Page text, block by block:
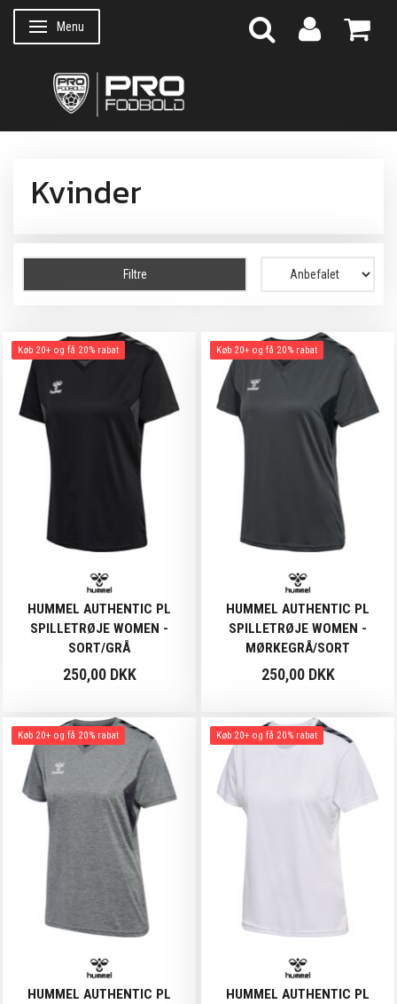
Skifte navigation
Menu
Kvinder
Filtre
Køb 20+ og få 20% rabat
HUMMEL AUTHENTIC PL
SPILLETRØJE WOMEN -
SORT/GRÅ
250,00 DKK
Køb 20+ og få 20% rabat
HUMMEL AUTHENTIC PL
SPILLETRØJE WOMEN -
MØRKEGRÅ/SORT
250,00 DKK
Køb 20+ og få 20% rabat
HUMMEL AUTHENTIC PL
Køb 20+ og få 20% rabat
HUMMEL AUTHENTIC PL